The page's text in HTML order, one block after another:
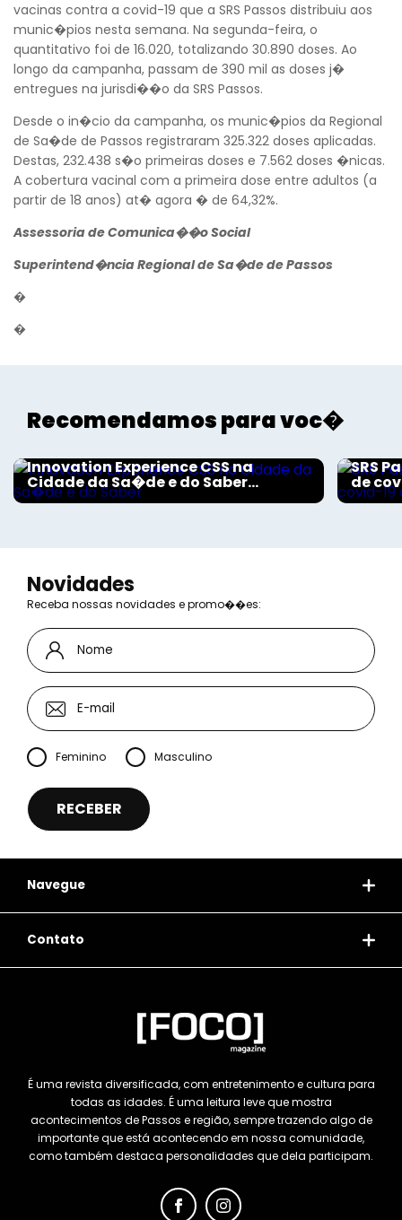
Voltar
vacinas contra a covid-19 que a SRS Passos distribuiu aos
munic�pios nesta semana. Na segunda-feira, o
quantitativo foi de 16.020, totalizando 30.890 doses. Ao
longo da campanha, passam de 390 mil as doses j�
entregues na jurisdi��o da SRS Passos.
Desde o in�cio da campanha, os munic�pios da Regional
de Sa�de de Passos registraram 325.322 doses aplicadas.
Destas, 232.438 s�o primeiras doses e 7.562 doses �nicas.
A cobertura vacinal com a primeira dose entre adultos (a
partir de 18 anos) at� agora � de 64,32%.
Assessoria de Comunica��o Social
Superintend�ncia Regional de Sa�de de Passos
�
�
Recomendamos para voc�
Innovation Experience CSS na
Cidade da Sa�de e do Saber...
SRS
de
Novidades
Receba nossas novidades e promo��es:
Feminino Masculino
Navegue
Contato
É uma revista diversificada, com entretenimento e cultura para
todas as idades. É uma leitura leve que mostra
acontecimentos de Passos e região, sempre trazendo algo de
importante que está acontecendo em nossa comunidade,
como também destaca personalidades que dela participam.